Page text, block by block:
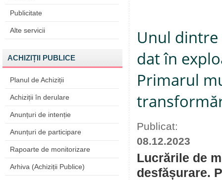
Publicitate
Alte servicii
ACHIZIȚII PUBLICE
Planul de Achiziții
Achiziții în derulare
Anunțuri de intenție
Anunțuri de participare
Rapoarte de monitorizare
Arhiva (Achiziții Publice)
Unul dintre
dat în
Primarul
Publicat:
08.12.2023
Lucrările de
desfășurare.